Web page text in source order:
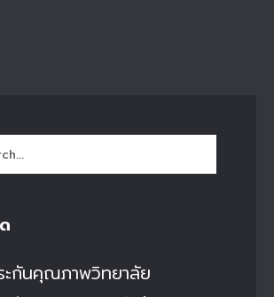
ะกันคุณภาพวิทยาลัย